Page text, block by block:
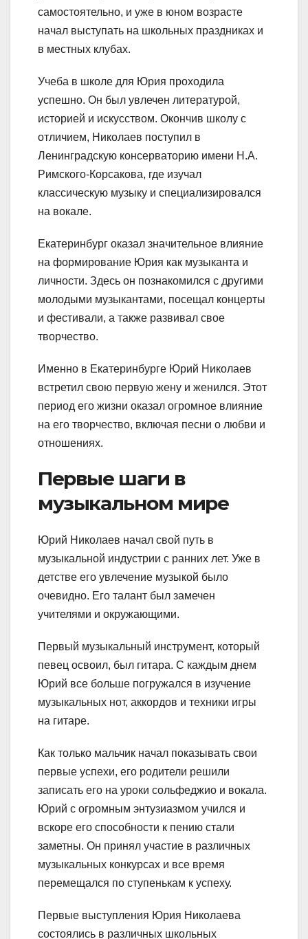
самостоятельно, и уже в юном возрасте
начал выступать на школьных праздниках и
в местных клубах.
Учеба в школе для Юрия проходила
успешно. Он был увлечен литературой,
историей и искусством. Окончив школу с
отличием, Николаев поступил в
Ленинградскую консерваторию имени Н.А.
Римского-Корсакова, где изучал
классическую музыку и специализировался
на вокале.
Екатеринбург оказал значительное влияние
на формирование Юрия как музыканта и
личности. Здесь он познакомился с другими
молодыми музыкантами, посещал концерты
и фестивали, а также развивал свое
творчество.
Именно в Екатеринбурге Юрий Николаев
встретил свою первую жену и женился. Этот
период его жизни оказал огромное влияние
на его творчество, включая песни о любви и
отношениях.
Первые шаги в
музыкальном мире
Юрий Николаев начал свой путь в
музыкальной индустрии с ранних лет. Уже в
детстве его увлечение музыкой было
очевидно. Его талант был замечен
учителями и окружающими.
Первый музыкальный инструмент, который
певец освоил, был гитара. С каждым днем
Юрий все больше погружался в изучение
музыкальных нот, аккордов и техники игры
на гитаре.
Как только мальчик начал показывать свои
первые успехи, его родители решили
записать его на уроки сольфеджио и вокала.
Юрий с огромным энтузиазмом учился и
вскоре его способности к пению стали
заметны. Он принял участие в различных
музыкальных конкурсах и все время
перемещался по ступенькам к успеху.
Первые выступления Юрия Николаева
состоялись в различных школьных